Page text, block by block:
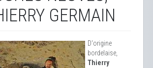
GERMAIN
D'origine
bordelaise,
Thierry